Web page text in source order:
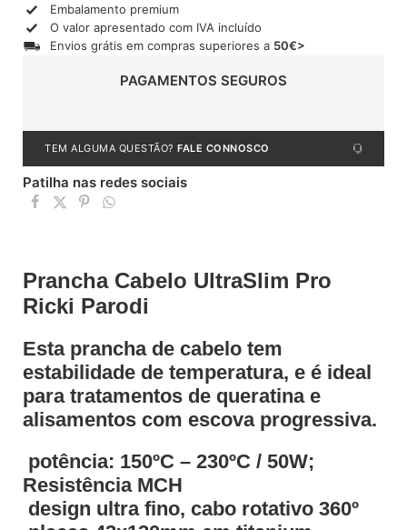
Embalamento premium
O valor apresentado com IVA incluído
Envios grátis em compras superiores a 50€>
PAGAMENTOS SEGUROS
TEM ALGUMA QUESTÃO? FALE CONNOSCO
Patilha nas redes sociais
Prancha Cabelo UltraSlim Pro
Ricki Parodi
Esta prancha de cabelo tem
estabilidade de temperatura, e é ideal
para tratamentos de queratina e
alisamentos com escova progressiva.
 potência: 150ºC – 230ºC / 50W;
Resistência MCH
 design ultra fino, cabo rotativo 360º